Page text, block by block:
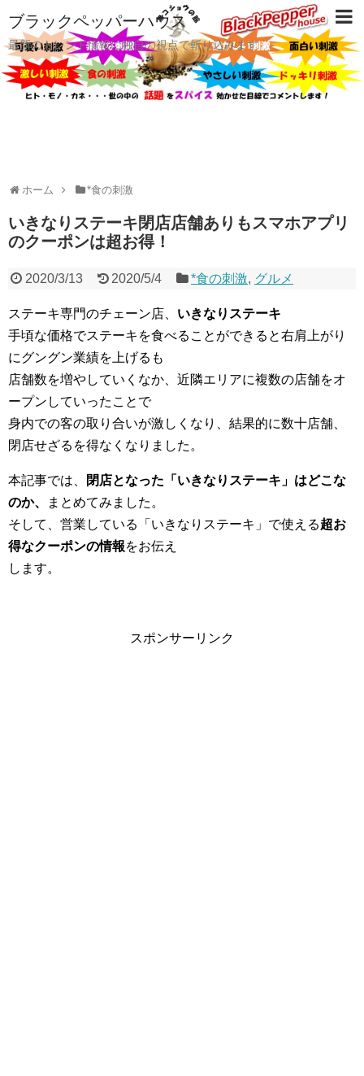
ブラックペッパーハウス
最新のトレンド情報に独自の視点で斬り込みます
ホーム *食の刺激
いきなりステーキ閉店店舗ありもスマホアプリ
のクーポンは超お得！
2020/3/13 2020/5/4 *食の刺激, グルメ
ステーキ専門のチェーン店、 いきなりステーキ
手頃な価格でステーキを食べることができると右肩上がり
にグングン業績を上げるも
店舗数を増やしていくなか、近隣エリアに複数の店舗をオ
ープンしていったことで
身内での客の取り合いが激しくなり、結果的に数十店舗、
閉店せざるを得なくなりました。
本記事では、
閉店となった「いきなりステーキ」はどこな
のか、
まとめてみました。
そして、営業している「いきなりステーキ」で使える超お
得なクーポンの情報をお伝え
します。
スポンサーリンク